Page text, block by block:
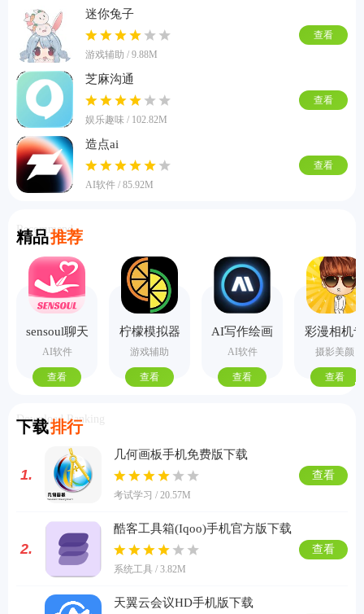
迷你兔子
游戏辅助 / 9.88M
查看
芝麻沟通
娱乐趣味 / 102.82M
查看
造点ai
AI软件 / 85.92M
查看
精品推荐
Recommend
sensoul聊天
AI软件
查看
柠檬模拟器
手机版
游戏辅助
查看
AI写作绘画
视频PPT助
手
AI软件
查看
彩漫相机
业版
摄影美颜
查看
下载排行
Download Ranking
1.
几何画板手机免费版下载
考试学习 / 20.57M
查看
2.
酷客工具箱(Iqoo)手机官方版下载
系统工具 / 3.82M
查看
天翼云会议HD手机版下载